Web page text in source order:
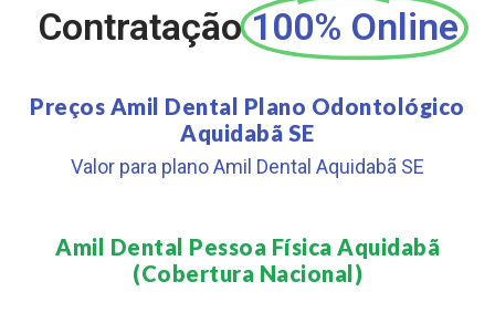
Contratação 100% Online
Preços Amil Dental Plano Odontológico
Aquidabã SE
Valor para plano Amil Dental Aquidabã SE
Amil Dental Pessoa Física Aquidabã
(Cobertura Nacional)​